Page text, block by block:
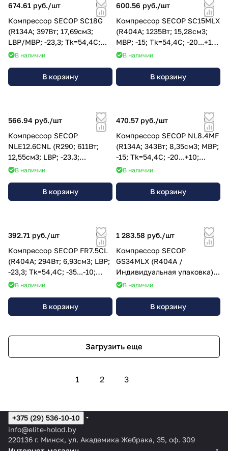
674.61 руб./шт
Компрессор SECOP SC18G
(R134A; 397Вт; 17,69см3;
LBP/MBP; -23,3; Tk=54,4C;
-25...+15; 220V); 104G8820
В наличии
В корзину
600.56 руб./шт
Компрессор SECOP SC15MLX
(R404A; 1235Вт; 15,28см3;
MBP; -15; Tk=54,4C; -20...+10;
220V); 104L2869
В наличии
В корзину
566.94 руб./шт
Компрессор SECOP
NLE12.6CNL (R290; 611Вт;
12,55см3; LBP; -23.3;
Tk=54,4C; -35…10; 220V);
В наличии
В корзину
470.57 руб./шт
Компрессор SECOP NL8.4MF
(R134A; 343Вт; 8,35см3; MBP;
-15; Tk=54,4C; -20...+10;
220V); 105G7802
В наличии
В корзину
392.71 руб./шт
Компрессор SECOP FR7.5CL
(R404A; 294Вт; 6,93см3; LBP;
-23,3; Tk=54,4C; -35...-10;
220V); 103U2790
В наличии
В корзину
1 283.58 руб./шт
Компрессор SECOP
GS34MLX (R404A /
Индивидуальная упаковка);
195B3148
В наличии
В корзину
Загрузить еще
1 2 3
+375 (29) 536-10-10
info@elite-holod.by
220136 г. Минск, ул. Академика Жебрака, 35, оф. 309